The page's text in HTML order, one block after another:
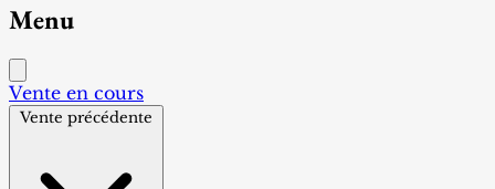
Menu
Vente en cours
Vente précédente